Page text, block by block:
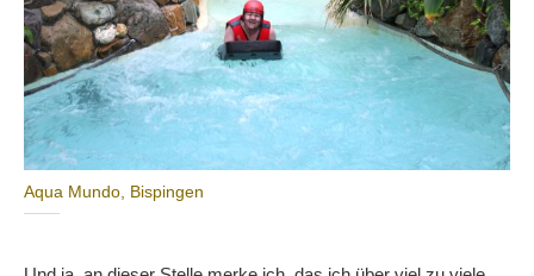
Aqua Mundo, Bispingen